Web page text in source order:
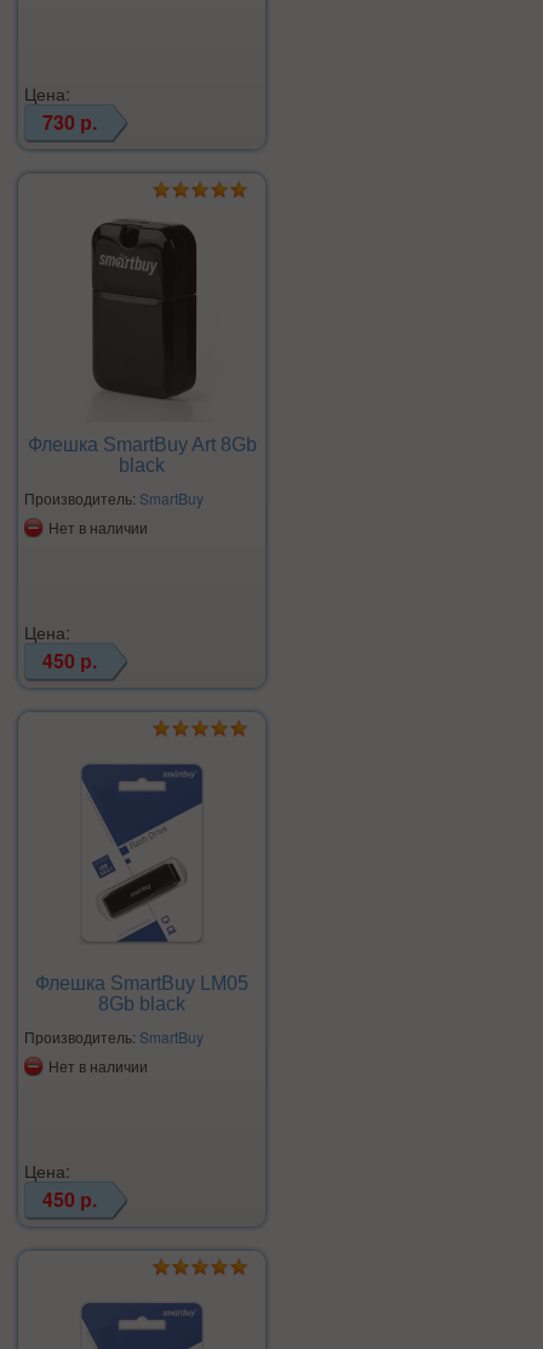
Цена:
730 р.
Флешка SmartBuy Art 8Gb
black
Производитель: SmartBuy
Нет в наличии
Цена:
450 р.
Флешка SmartBuy LM05
8Gb black
Производитель: SmartBuy
Нет в наличии
Цена:
450 р.